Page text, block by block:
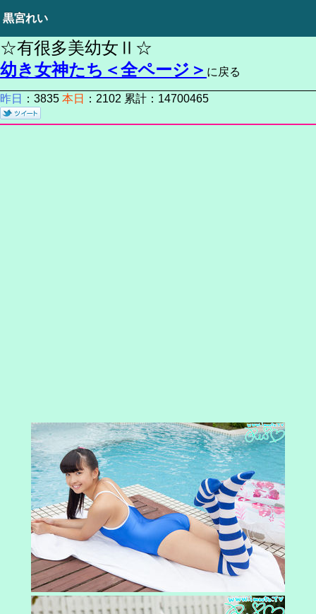
黒宮れい
☆有很多美幼女Ⅱ☆
幼き女神たち＜全ページ＞ に戻る
昨日 ：3835 本日 ：2102 累計：14700465